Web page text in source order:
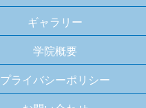
ギャラリー
学院概要
プライバシーポリシー